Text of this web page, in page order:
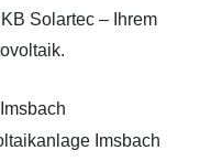
Solartec – Ihrem